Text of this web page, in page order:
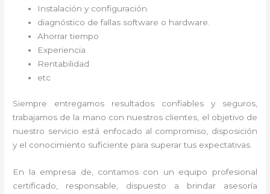
Instalación y configuración
diagnóstico de fallas software o hardware
Ahorrar tiempo
Experiencia
Rentabilidad
etc
Siempre entregamos resultados confiables y seguros,
trabajamos de la mano con nuestros clientes, el objetivo de
nuestro servicio está enfocado al compromiso, disposición
y el conocimiento suficiente para superar tus expectativas.
En la empresa de , contamos con un equipo profesional
certificado, responsable, dispuesto a brindar asesoría